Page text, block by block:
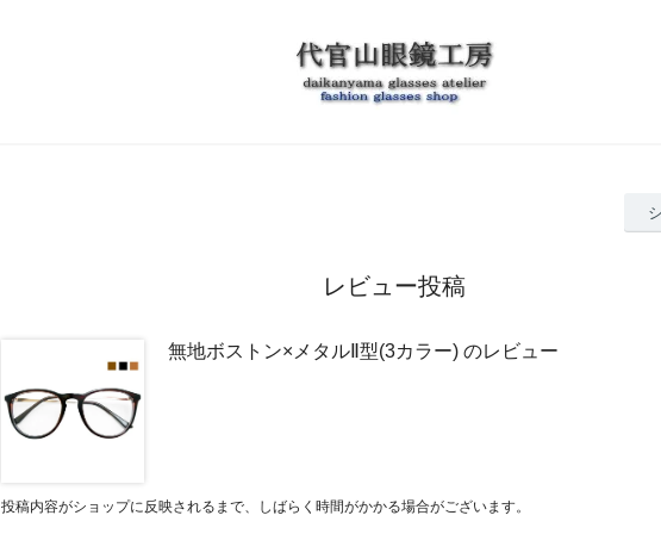
レビュー投稿
無地ボストン×メタルⅡ型(3カラー) のレビュー
投稿内容がショップに反映されるまで、しばらく時間がかかる場合がございます。